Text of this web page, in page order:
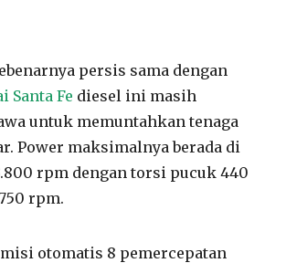
persis sama dengan
Santa Fe diesel ini masih
untuk memuntahkan tenaga
Power maksimalnya berada di
rpm dengan torsi pucuk 440
rpm.
otomatis 8 pemercepatan